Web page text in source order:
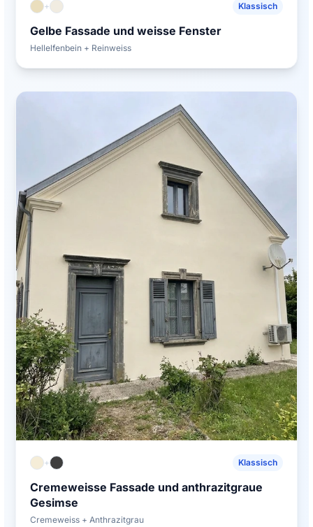
+ Klassisch
Gelbe Fassade und weisse Fenster
Hellelfenbein + Reinweiss
+ Klassisch
Cremeweisse Fassade und anthrazitgraue
Gesimse
Cremeweiss + Anthrazitgrau